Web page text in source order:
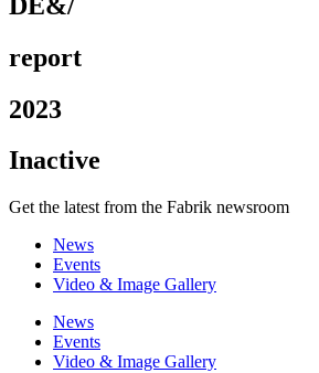
report
2023
Inactive
Get the latest from the Fabrik newsroom
News
Events
Video & Image Gallery
News
Events
Video & Image Gallery